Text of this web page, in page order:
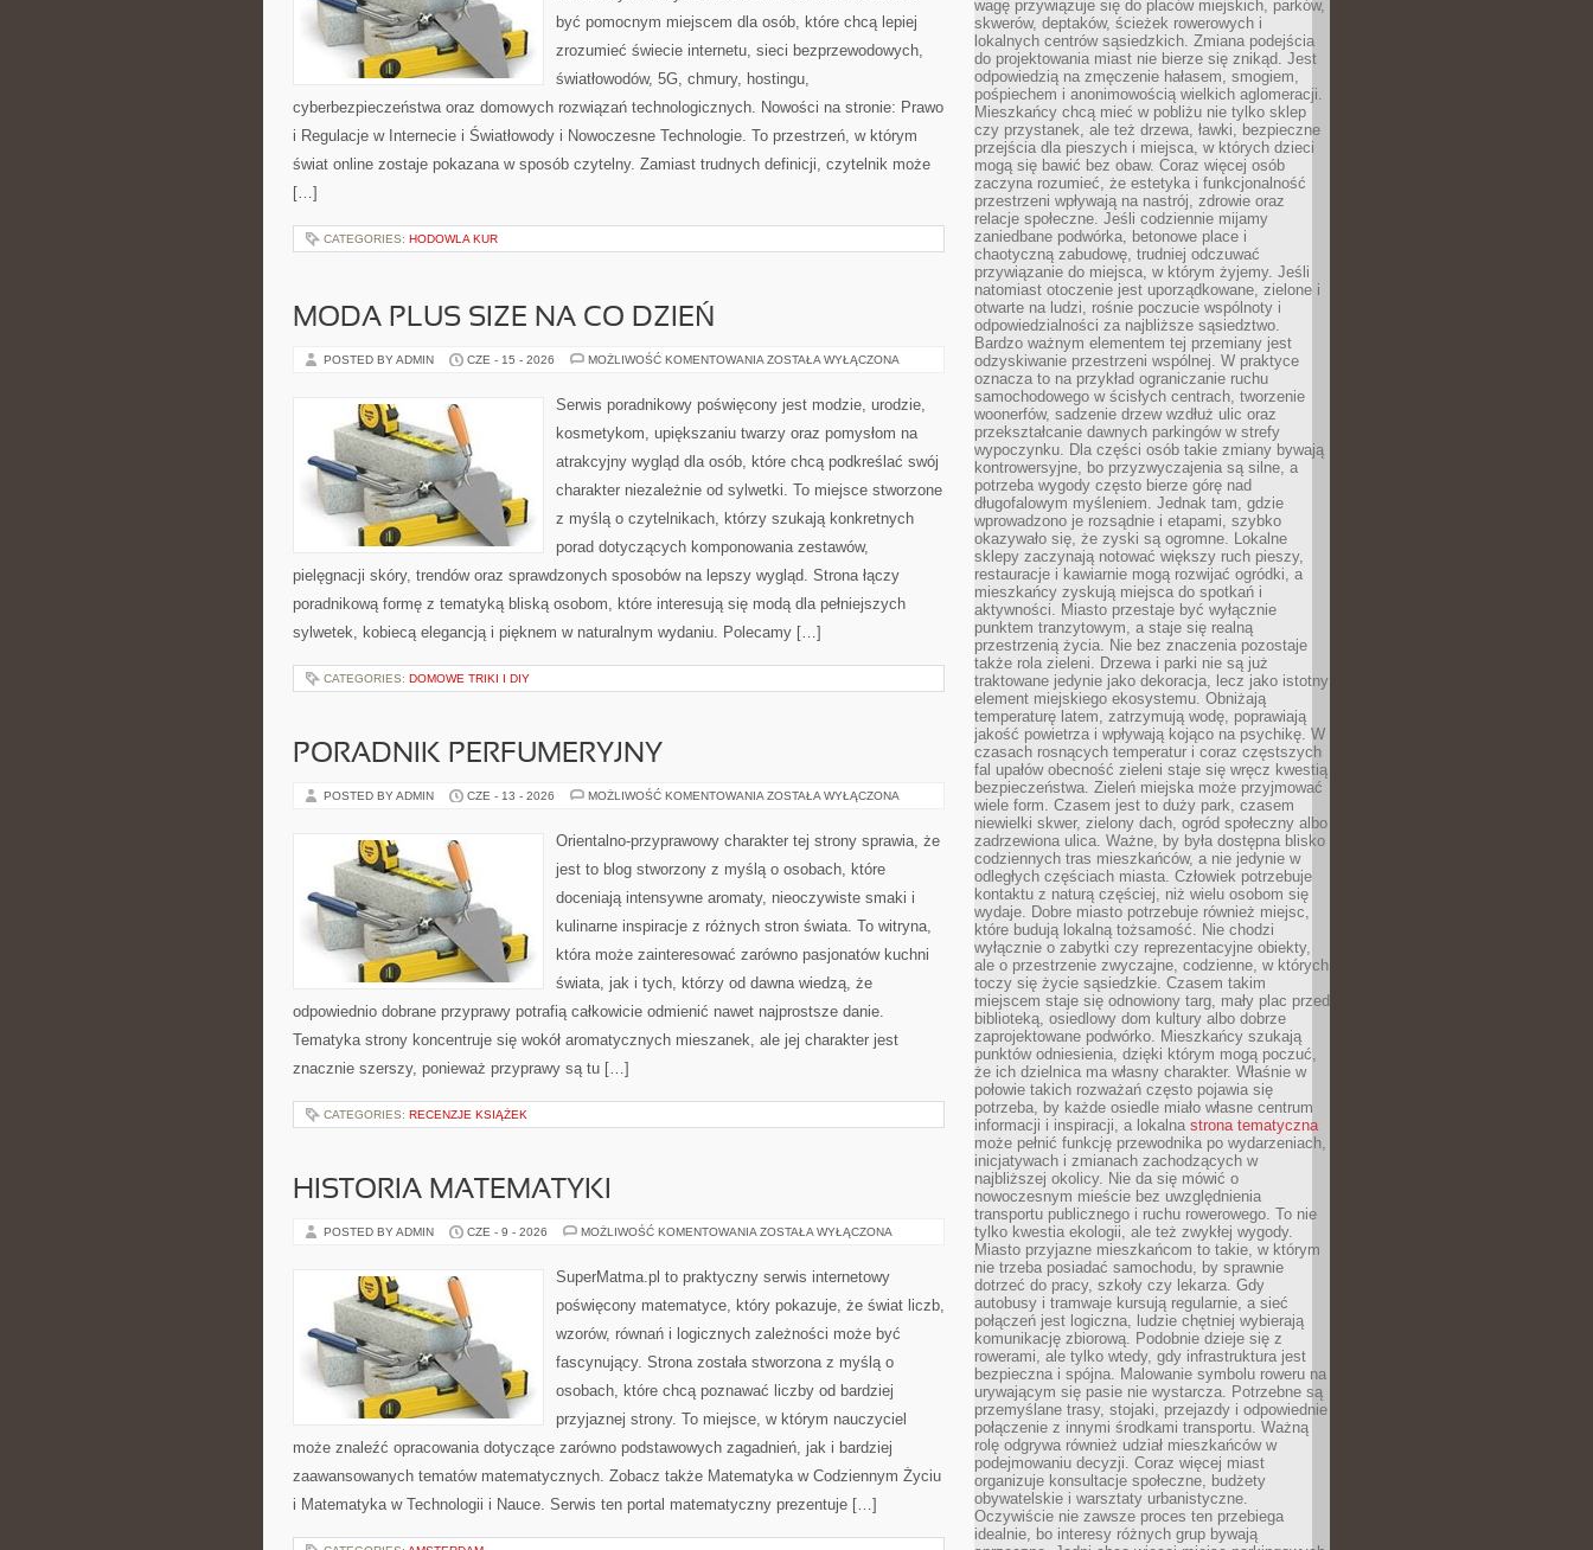
być pomocnym miejscem dla osób, które chcą lepiej
zrozumieć świecie internetu, sieci bezprzewodowych,
światłowodów, 5G, chmury, hostingu,
cyberbezpieczeństwa oraz domowych rozwiązań technologicznych. Nowości na stronie: Prawo
i Regulacje w Internecie i Światłowody i Nowoczesne Technologie. To przestrzeń, w którym
świat online zostaje pokazana w sposób czytelny. Zamiast trudnych definicji, czytelnik może
[…]
CATEGORIES: HODOWLA KUR
MODA PLUS SIZE NA CO DZIEŃ
POSTED BY ADMIN CZE - 15 - 2026 MOŻLIWOŚĆ KOMENTOWANIA MODA
CO
ZOSTAŁA WYŁĄCZONA
Serwis poradnikowy poświęcony jest modzie, urodzie,
kosmetykom, upiększaniu twarzy oraz pomysłom na
atrakcyjny wygląd dla osób, które chcą podkreślać swój
charakter niezależnie od sylwetki. To miejsce stworzone
z myślą o czytelnikach, którzy szukają konkretnych
porad dotyczących komponowania zestawów,
pielęgnacji skóry, trendów oraz sprawdzonych sposobów na lepszy wygląd. Strona łączy
poradnikową formę z tematyką bliską osobom, które interesują się modą dla pełniejszych
sylwetek, kobiecą elegancją i pięknem w naturalnym wydaniu. Polecamy […]
CATEGORIES: DOMOWE TRIKI I DIY
PORADNIK PERFUMERYJNY
POSTED BY ADMIN CZE - 13 - 2026 MOŻLIWOŚĆ KOMENTOWANIA PORADNIK
ZOSTAŁA WYŁĄCZONA
Orientalno-przyprawowy charakter tej strony sprawia, że
jest to blog stworzony z myślą o osobach, które
doceniają intensywne aromaty, nieoczywiste smaki i
kulinarne inspiracje z różnych stron świata. To witryna,
która może zainteresować zarówno pasjonatów kuchni
świata, jak i tych, którzy od dawna wiedzą, że
odpowiednio dobrane przyprawy potrafią całkowicie odmienić nawet najprostsze danie.
Tematyka strony koncentruje się wokół aromatycznych mieszanek, ale jej charakter jest
znacznie szerszy, ponieważ przyprawy są tu […]
CATEGORIES: RECENZJE KSIĄŻEK
HISTORIA MATEMATYKI
POSTED BY ADMIN CZE - 9 - 2026 MOŻLIWOŚĆ KOMENTOWANIA HISTORIA
ZOSTAŁA WYŁĄCZONA
SuperMatma.pl to praktyczny serwis internetowy
poświęcony matematyce, który pokazuje, że świat liczb,
wzorów, równań i logicznych zależności może być
fascynujący. Strona została stworzona z myślą o
osobach, które chcą poznawać liczby od bardziej
przyjaznej strony. To miejsce, w którym nauczyciel
może znaleźć opracowania dotyczące zarówno podstawowych zagadnień, jak i bardziej
zaawansowanych tematów matematycznych. Zobacz także Matematyka w Codziennym Życiu
i Matematyka w Technologii i Nauce. Serwis ten portal matematyczny prezentuje […]
wagę przywiązuje się do placów miejskich, parków,
skwerów, deptaków, ścieżek rowerowych i
lokalnych centrów sąsiedzkich. Zmiana podejścia
do projektowania miast nie bierze się znikąd. Jest
odpowiedzią na zmęczenie hałasem, smogiem,
pośpiechem i anonimowością wielkich aglomeracji.
Mieszkańcy chcą mieć w pobliżu nie tylko sklep
czy przystanek, ale też drzewa, ławki, bezpieczne
przejścia dla pieszych i miejsca, w których dzieci
mogą się bawić bez obaw. Coraz więcej osób
zaczyna rozumieć, że estetyka i funkcjonalność
przestrzeni wpływają na nastrój, zdrowie oraz
relacje społeczne. Jeśli codziennie mijamy
zaniedbane podwórka, betonowe place i
chaotyczną zabudowę, trudniej odczuwać
przywiązanie do miejsca, w którym żyjemy. Jeśli
natomiast otoczenie jest uporządkowane, zielone i
otwarte na ludzi, rośnie poczucie wspólnoty i
odpowiedzialności za najbliższe sąsiedztwo.
Bardzo ważnym elementem tej przemiany jest
odzyskiwanie przestrzeni wspólnej. W praktyce
oznacza to na przykład ograniczanie ruchu
samochodowego w ścisłych centrach, tworzenie
woonerfów, sadzenie drzew wzdłuż ulic oraz
przekształcanie dawnych parkingów w strefy
wypoczynku. Dla części osób takie zmiany bywają
kontrowersyjne, bo przyzwyczajenia są silne, a
potrzeba wygody często bierze górę nad
długofalowym myśleniem. Jednak tam, gdzie
wprowadzono je rozsądnie i etapami, szybko
okazywało się, że zyski są ogromne. Lokalne
sklepy zaczynają notować większy ruch pieszy,
restauracje i kawiarnie mogą rozwijać ogródki, a
mieszkańcy zyskują miejsca do spotkań i
aktywności. Miasto przestaje być wyłącznie
punktem tranzytowym, a staje się realną
przestrzenią życia. Nie bez znaczenia pozostaje
także rola zieleni. Drzewa i parki nie są już
traktowane jedynie jako dekoracja, lecz jako istotny
element miejskiego ekosystemu. Obniżają
temperaturę latem, zatrzymują wodę, poprawiają
jakość powietrza i wpływają kojąco na psychikę. W
czasach rosnących temperatur i coraz częstszych
fal upałów obecność zieleni staje się wręcz kwestią
bezpieczeństwa. Zieleń miejska może przyjmować
wiele form. Czasem jest to duży park, czasem
niewielki skwer, zielony dach, ogród społeczny albo
zadrzewiona ulica. Ważne, by była dostępna blisko
codziennych tras mieszkańców, a nie jedynie w
odległych częściach miasta. Człowiek potrzebuje
kontaktu z naturą częściej, niż wielu osobom się
wydaje. Dobre miasto potrzebuje również miejsc,
które budują lokalną tożsamość. Nie chodzi
wyłącznie o zabytki czy reprezentacyjne obiekty,
ale o przestrzenie zwyczajne, codzienne, w których
toczy się życie sąsiedzkie. Czasem takim
miejscem staje się odnowiony targ, mały plac przed
biblioteką, osiedlowy dom kultury albo dobrze
zaprojektowane podwórko. Mieszkańcy szukają
punktów odniesienia, dzięki którym mogą poczuć,
że ich dzielnica ma własny charakter. Właśnie w
połowie takich rozważań często pojawia się
potrzeba, by każde osiedle miało własne centrum
informacji i inspiracji, a lokalna strona tematyczna
może pełnić funkcję przewodnika po wydarzeniach,
inicjatywach i zmianach zachodzących w
najbliższej okolicy. Nie da się mówić o
nowoczesnym mieście bez uwzględnienia
transportu publicznego i ruchu rowerowego. To nie
tylko kwestia ekologii, ale też zwykłej wygody.
Miasto przyjazne mieszkańcom to takie, w którym
nie trzeba posiadać samochodu, by sprawnie
dotrzeć do pracy, szkoły czy lekarza. Gdy
autobusy i tramwaje kursują regularnie, a sieć
połączeń jest logiczna, ludzie chętniej wybierają
komunikację zbiorową. Podobnie dzieje się z
rowerami, ale tylko wtedy, gdy infrastruktura jest
bezpieczna i spójna. Malowanie symbolu roweru na
urywającym się pasie nie wystarcza. Potrzebne są
przemyślane trasy, stojaki, przejazdy i odpowiednie
połączenie z innymi środkami transportu. Ważną
rolę odgrywa również udział mieszkańców w
podejmowaniu decyzji. Coraz więcej miast
organizuje konsultacje społeczne, budżety
obywatelskie i warsztaty urbanistyczne.
Oczywiście nie zawsze proces ten przebiega
idealnie, bo interesy różnych grup bywają